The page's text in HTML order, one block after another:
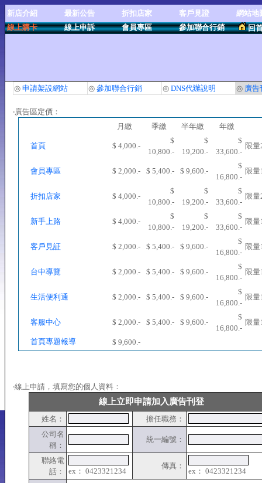
新店介紹 最新公告 折扣店家 客戶見證
網站地
線上購卡
線上申訴 會員專區 參加聯合行銷 回
◎ 申請架設網站 ◎ 參加聯合行銷 ◎ DNS代辦說明 ◎ 廣告
‧廣告區定價：
月繳
季繳 半年繳 年繳
首頁 $ 4,000.-
$
10,800.-
$
19,200.-
$
33,600.-
限量
會員專區 $ 2,000.- $ 5,400.- $ 9,600.-
$
16,800.-
限量
折扣店家 $ 4,000.-
$
10,800.-
$
19,200.-
$
33,600.-
限量
新手上路 $ 4,000.-
$
10,800.-
$
19,200.-
$
33,600.-
限量
客戶見証 $ 2,000.- $ 5,400.- $ 9,600.-
$
16,800.-
限量
台中導覽 $ 2,000.- $ 5,400.- $ 9,600.-
$
16,800.-
限量
生活便利通 $ 2,000.- $ 5,400.- $ 9,600.-
$
16,800.-
限量
客服中心 $ 2,000.- $ 5,400.- $ 9,600.-
$
16,800.-
限量
首頁專題報導 $ 9,600.-
‧線上申請，填寫您的個人資料：
線上立即申請加入廣告刊登
姓名：
擔任職務：
公司名
稱：
統一編號：
聯絡電
話：
ex： 0423321234
傳真：
ex： 0423321234